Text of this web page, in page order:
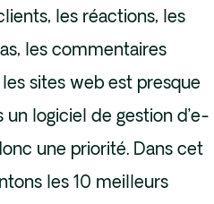
les réactions, les
les commentaires
sites web est presque
logiciel de gestion d’e-
une priorité. Dans cet
les 10 meilleurs